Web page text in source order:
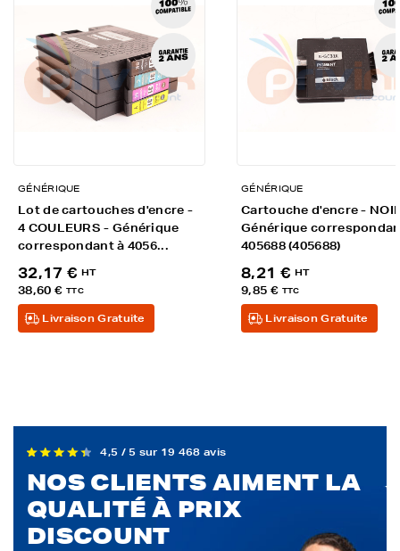
GÉNÉRIQUE
Lot de cartouches d'encre -
4 COULEURS - Générique
correspondant à 4056...
32,17 € HT
38,60 € TTC
Livraison Gratuite
GÉNÉRIQUE
Cartouche d'encre -
Générique
405688 (405688)
8,21 € HT
9,85 € TTC
Livraison Gratuite
4,5 / 5 sur 19 468 avis
NOS CLIENTS AIMENT LA
QUALITÉ À PRIX
DISCOUNT